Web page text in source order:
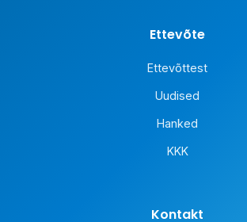
Ettevõte
Ettevõttest
Uudised
Hanked
KKK
Kontakt